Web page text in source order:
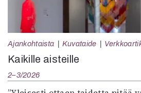
Ajankohtaista Kuvataide
Kaikille aisteille
2–3/2026